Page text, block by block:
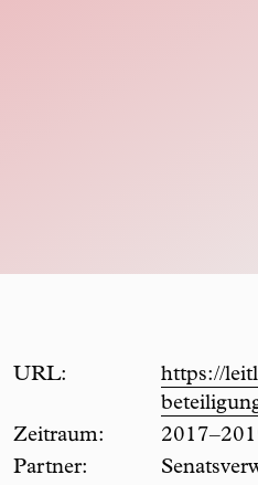
URL:
https://
Zeitraum:
Partner: